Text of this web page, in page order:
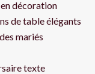
en décoration
de table élégants
mariés
texte